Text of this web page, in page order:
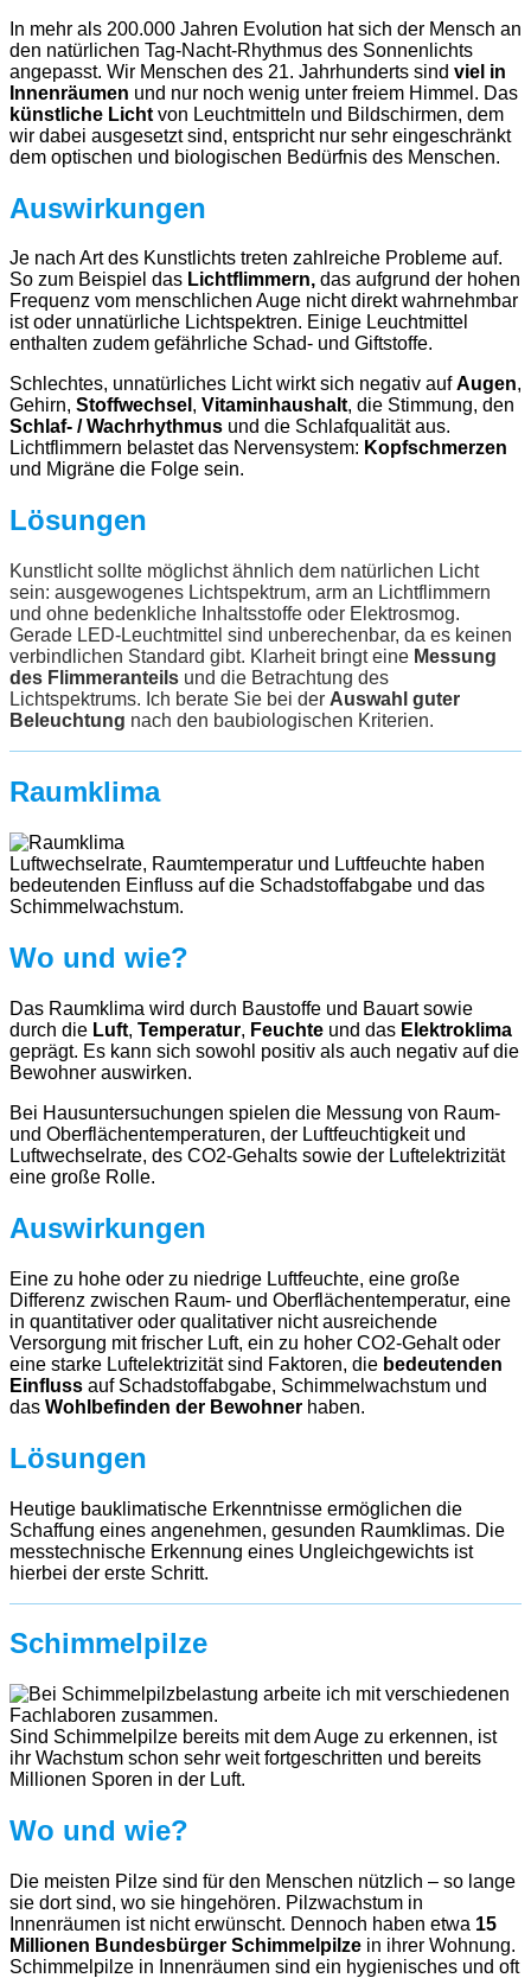
In mehr als 200.000 Jahren Evolution hat sich der Mensch an
den natürlichen Tag-Nacht-Rhythmus des Sonnenlichts
angepasst. Wir Menschen des 21. Jahrhunderts sind viel in
Innenräumen und nur noch wenig unter freiem Himmel. Das
künstliche Licht von Leuchtmitteln und Bildschirmen, dem
wir dabei ausgesetzt sind, entspricht nur sehr eingeschränkt
dem optischen und biologischen Bedürfnis des Menschen.
Auswirkungen
Je nach Art des Kunstlichts treten zahlreiche Probleme auf.
So zum Beispiel das Lichtflimmern, das aufgrund der hohen
Frequenz vom menschlichen Auge nicht direkt wahrnehmbar
ist oder unnatürliche Lichtspektren. Einige Leuchtmittel
enthalten zudem gefährliche Schad- und Giftstoffe.
Schlechtes, unnatürliches Licht wirkt sich negativ aufAugen,
Gehirn, Stoffwechsel , Vitaminhaushalt, die Stimmung, den
Schlaf- / Wachrhythmus und die Schlafqualität aus.
Lichtflimmern belastet das Nervensystem: Kopfschmerzen
und Migräne die Folge sein.
Lösungen
Kunstlicht sollte möglichst ähnlich dem natürlichen Licht
sein: ausgewogenes Lichtspektrum, arm an Lichtflimmern
und ohne bedenkliche Inhaltsstoffe oder Elektrosmog.
Gerade LED-Leuchtmittel sind unberechenbar, da es keinen
verbindlichen Standard gibt. Klarheit bringt eine Messung
des Flimmeranteils und die Betrachtung des
Lichtspektrums. Ich berate Sie bei der Auswahl guter
Beleuchtung nach den baubiologischen Kriterien.
Raumklima
Luftwechselrate, Raumtemperatur und Luftfeuchte haben
bedeutenden Einfluss auf die Schadstoffabgabe und das
Schimmelwachstum.
Wo und wie?
Das Raumklima wird durch Baustoffe und Bauart sowie
durch die Luft, Temperatur, Feuchte und das Elektroklima
geprägt. Es kann sich sowohl positiv als auch negativ auf die
Bewohner auswirken.
Bei Hausuntersuchungen spielen die Messung von Raum-
und Oberflächentemperaturen, der Luftfeuchtigkeit und
Luftwechselrate, des CO2-Gehalts sowie der Luftelektrizität
eine große Rolle.
Auswirkungen
Eine zu hohe oder zu niedrige Luftfeuchte, eine große
Differenz zwischen Raum- und Oberflächentemperatur, eine
in quantitativer oder qualitativer nicht ausreichende
Versorgung mit frischer Luft, ein zu hoher CO2-Gehalt oder
eine starke Luftelektrizität sind Faktoren, die bedeutenden
Einfluss auf Schadstoffabgabe, Schimmelwachstum und
das Wohlbefinden der Bewohner haben.
Lösungen
Heutige bauklimatische Erkenntnisse ermöglichen die
Schaffung eines angenehmen, gesunden Raumklimas. Die
messtechnische Erkennung eines Ungleichgewichts ist
hierbei der erste Schritt.
Schimmelpilze
Sind Schimmelpilze bereits mit dem Auge zu erkennen, ist
ihr Wachstum schon sehr weit fortgeschritten und bereits
Millionen Sporen in der Luft.
Wo und wie?
Die meisten Pilze sind für den Menschen nützlich – so lange
sie dort sind, wo sie hingehören. Pilzwachstum in
Innenräumen ist nicht erwünscht. Dennoch haben etwa 15
Millionen Bundesbürger Schimmelpilze in ihrer Wohnung.
Schimmelpilze in Innenräumen sind ein hygienisches und oft